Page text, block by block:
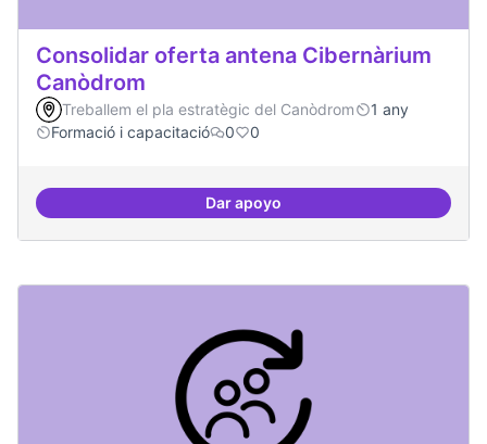
Consolidar oferta antena Cibernàrium
Canòdrom
Treballem el pla estratègic del Canòdrom
1 any
Formació i capacitació
0 0
Dar apoyoConsolidar oferta antena